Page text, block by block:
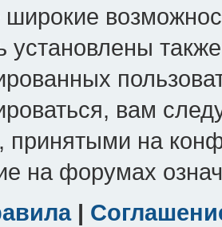
установлены
вам
принятыми на
на форумах
|